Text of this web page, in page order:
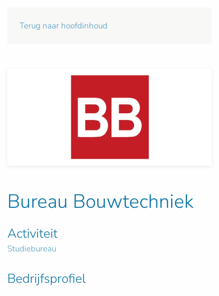
Terug naar hoofdinhoud
Bureau Bouwtechniek
Activiteit
Studiebureau
Bedrijfsprofiel